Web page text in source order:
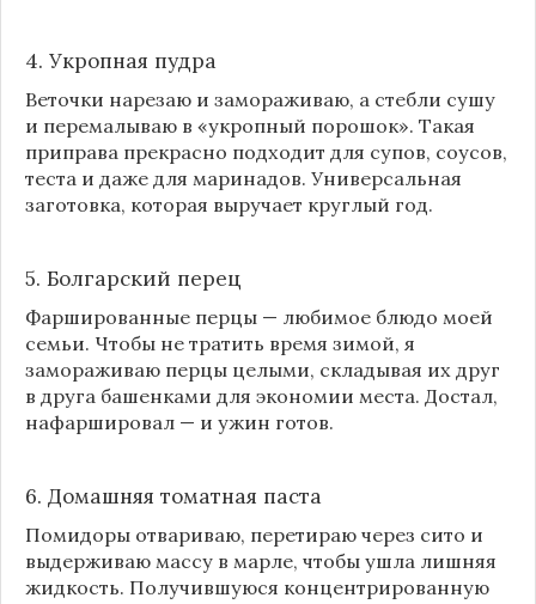
4. Укропная пудра
Веточки нарезаю и замораживаю, а стебли сушу
и перемалываю в «укропный порошок». Такая
приправа прекрасно подходит для супов, соусов,
теста и даже для маринадов. Универсальная
заготовка, которая выручает круглый год.
5. Болгарский перец
Фаршированные перцы — любимое блюдо моей
семьи. Чтобы не тратить время зимой, я
замораживаю перцы целыми, складывая их друг
в друга башенками для экономии места. Достал,
нафаршировал — и ужин готов.
6. Домашняя томатная паста
Помидоры отвариваю, перетираю через сито и
выдерживаю массу в марле, чтобы ушла лишняя
жидкость. Получившуюся концентрированную